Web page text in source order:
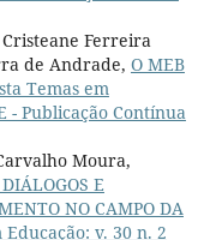
Ferreira
de Andrade, O MEB
Temas em
- Publicação Contínua
Moura,
E
NO CAMPO DA
v. 30 n. 2